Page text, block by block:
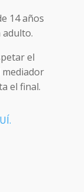
14 años
el
el final.